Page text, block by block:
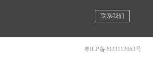
联系我们
粤ICP备2023112063号